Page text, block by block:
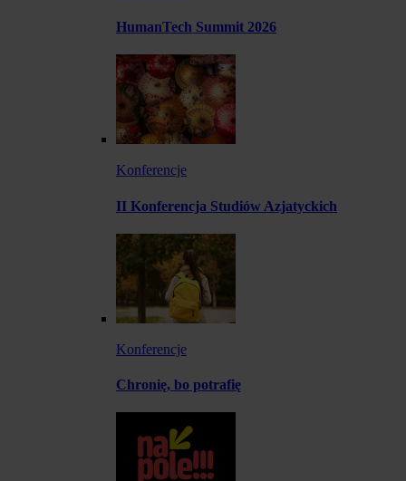
HumanTech Summit 2026
Konferencje
II Konferencja Studiów Azjatyckich
Konferencje
Chronię, bo potrafię